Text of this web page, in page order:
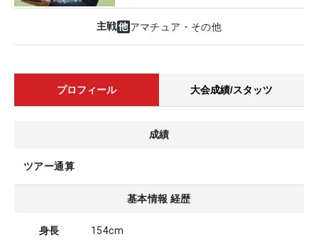
主戦 アマチュア・その他
プロフィール 大会成績/スタッツ
成績
ツアー通算
基本情報 経歴
身長 154cm